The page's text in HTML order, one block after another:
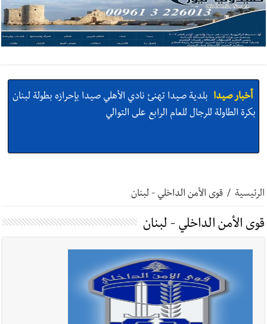
أخبار صيدا
بلدية صيدا تهنئ نادي الأهلي صيدا بإحرازه بطولة لبنان
بكرة الطاولة للرجال للعام الرابع على التوالي
بالصور: رئيسا بلديتي صيدا وصور يشاركان في ورشة
تقنية حول الحد من النفايات البحرية وشباك الصيد المهملة
عمر مرجان يتصل برئيس النادي الرياضي مهنئا بإحراز
الرئيسية / قوى الأمن الداخلي - لبنان
قوى الأمن الداخلي - لبنان